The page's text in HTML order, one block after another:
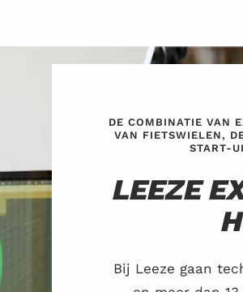
DE COMBINATIE VAN
VAN FIETSWIELEN,
START-
LEEZE
Bij Leeze gaan